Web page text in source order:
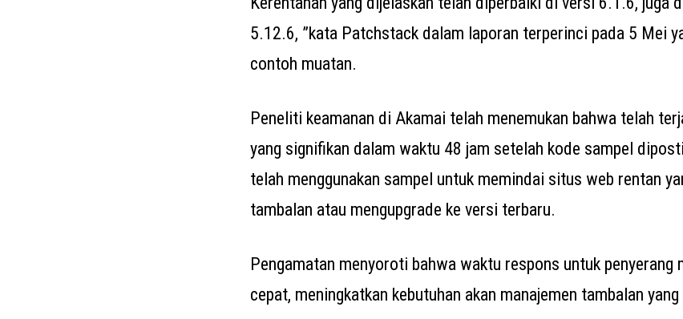
5.12.6, ”kata Patchstack dalam laporan terperinci pada 5 Mei
contoh muatan.
Peneliti keamanan di Akamai telah menemukan bahwa telah
yang signifikan dalam waktu 48 jam setelah kode sampel
telah menggunakan sampel untuk memindai situs web rentan
tambalan atau mengupgrade ke versi terbaru.
Pengamatan menyoroti bahwa waktu respons untuk penyerang
cepat, meningkatkan kebutuhan akan manajemen tambalan